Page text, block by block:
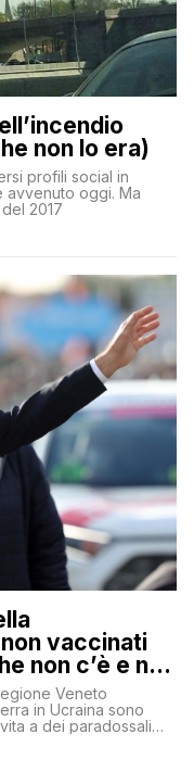
non lo era)
profili social in
avvenuto oggi. Ma
2017
vaccinati
non c’è e non
Veneto
in Ucraina sono
a dei paradossali